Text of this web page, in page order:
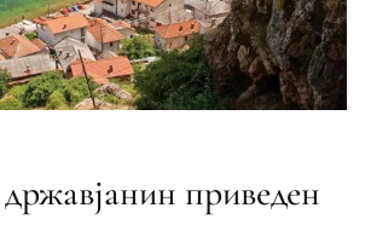
приведен